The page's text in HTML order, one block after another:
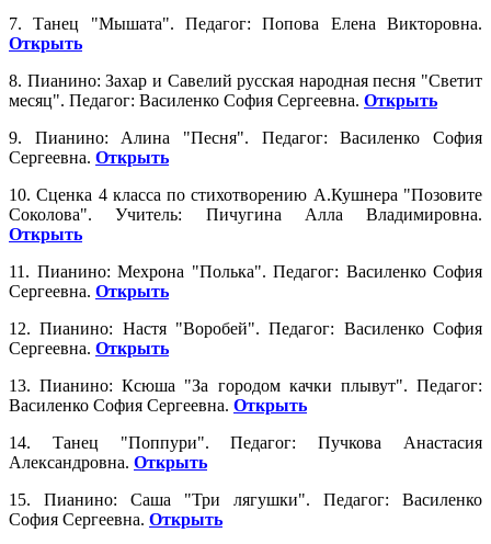
7. Танец "Мышата". Педагог: Попова Елена Викторовна.
Открыть
8. Пианино: Захар и Савелий русская народная песня "Светит
месяц". Педагог: Василенко София Сергеевна. Открыть
9. Пианино: Алина "Песня". Педагог: Василенко София
Сергеевна. Открыть
10. Сценка 4 класса по стихотворению А.Кушнера "Позовите
Соколова". Учитель: Пичугина Алла Владимировна.
Открыть
11. Пианино: Мехрона "Полька". Педагог: Василенко София
Сергеевна. Открыть
12. Пианино: Настя "Воробей". Педагог: Василенко София
Сергеевна. Открыть
13. Пианино: Ксюша "За городом качки плывут". Педагог:
Василенко София Сергеевна. Открыть
14. Танец "Поппури". Педагог: Пучкова Анастасия
Александровна. Открыть
15. Пианино: Саша "Три лягушки". Педагог: Василенко
София Сергеевна. Открыть